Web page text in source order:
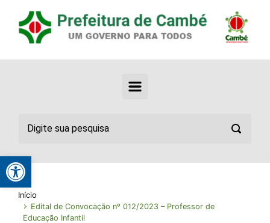
Início
Edital de Convocação nº 012/2023 – Professor de
Educação Infantil
Abrir a barra de ferramentas